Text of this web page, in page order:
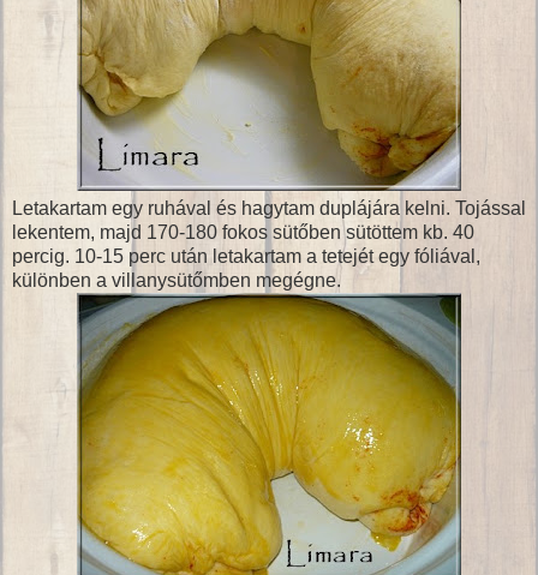
Letakartam egy ruhával és hagytam duplájára kelni. Tojással
lekentem, majd 170-180 fokos sütőben sütöttem kb. 40
percig. 10-15 perc után letakartam a tetejét egy fóliával,
különben a villanysütőmben megégne.